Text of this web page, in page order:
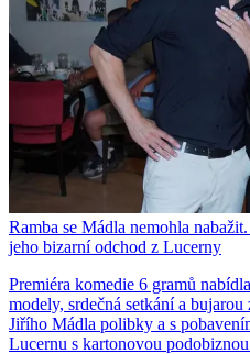
Ramba se Mádla nemohla
jeho bizarní odchod z Lucerny
Premiéra komedie 6 gramů
modely, srdečná setkání a
Jiřího Mádla polibky a s
Lucernu s kartonovou